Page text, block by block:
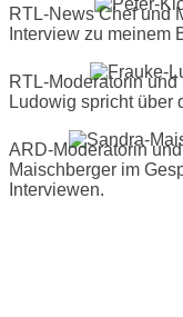
RTL-News Chef und
Interview zu meinem
RTL-Moderatorin
Ludowig spricht über
ARD-Moderatorin
Maischberger im
Interviewen.